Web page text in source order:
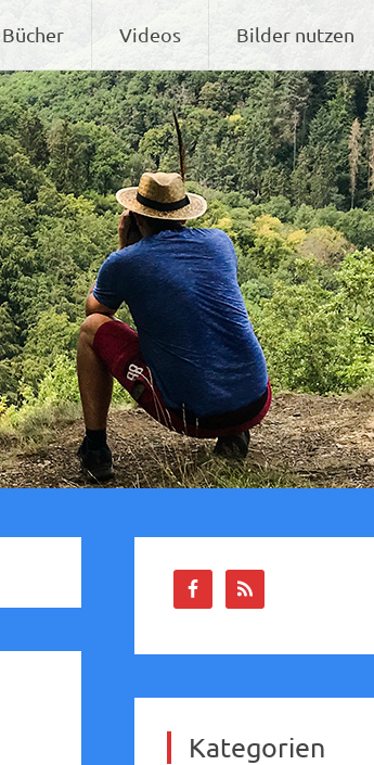
Bücher Videos Bilder nutzen
Kategorien